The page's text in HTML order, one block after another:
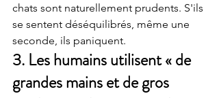
chats sont naturellement prudents. S'ils
se sentent déséquilibrés, même une
seconde, ils paniquent.
3. Les humains utilisent « de
grandes mains et de gros